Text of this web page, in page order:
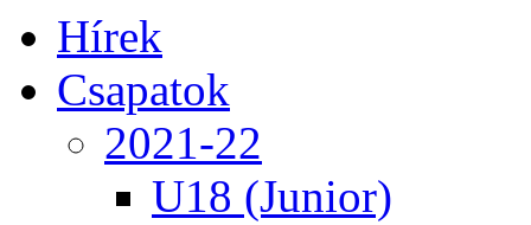
Hírek
Csapatok
2021-22
U18 (Junior)